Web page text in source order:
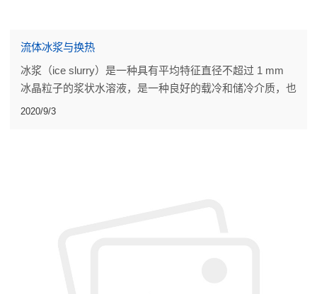
流体冰浆与换热
冰浆（ice slurry）是一种具有平均特征直径不超过 1 mm
冰晶粒子的浆状水溶液，是一种良好的载冷和储冷介质，也
是安全性好、性价比高的高效换热介质，因其独特性而在众
2020/9/3